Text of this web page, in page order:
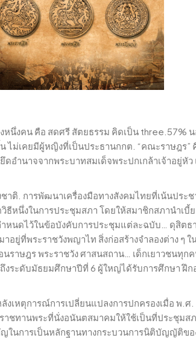
หนึ่งคน คือ สดศรี สัตยธรรม คิดเป็น three.57%
ไม่เคยมีผู้หญิงที่เป็นประธานกกต. “คณะราษฎร”
อำนาจจากพระบาทสมเด็จพระปกเกล้าเจ้าอยู่หั
ติ. การพัฒนาเครื่องมือทางสังคมไทยที่เน้นประช
ธีหนึ่งในการประชุมสภา โดยให้สมาชิกสภานำเบี้
หนดไว้ในข้อบังคับการประชุมแต่ละฉบับ… ดุสิตธ
อยู่ที่พระราชวังพญาไท สิ่งก่อสร้างจำลองต่าง ๆ
ราษฎร พระราชวัง ศาสนสถาน… เด็กเยาวชนทุก
งระดับมัธยมศึกษาปีที่ 6 ผู้ใหญ่ได้รับการศึกษา ฝึ
งเหตุการณ์การเปลี่ยนแปลงการปกครองเมื่อ พ.ศ
าชทานพระที่นั่งอนันตสมาคมให้ใช้เป็นที่ประชุมส
ในการเป็นหลักฐานทางกระบวนการนิติบัญญัติขอ